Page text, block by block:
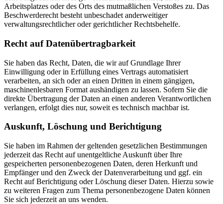
Arbeitsplatzes oder des Orts des mutmaßlichen Verstoßes zu. Das
Beschwerderecht besteht unbeschadet anderweitiger
verwaltungsrechtlicher oder gerichtlicher Rechtsbehelfe.
Recht auf Daten­übertrag­barkeit
Sie haben das Recht, Daten, die wir auf Grundlage Ihrer
Einwilligung oder in Erfüllung eines Vertrags automatisiert
verarbeiten, an sich oder an einen Dritten in einem gängigen,
maschinenlesbaren Format aushändigen zu lassen. Sofern Sie die
direkte Übertragung der Daten an einen anderen Verantwortlichen
verlangen, erfolgt dies nur, soweit es technisch machbar ist.
Auskunft, Löschung und Berichtigung
Sie haben im Rahmen der geltenden gesetzlichen Bestimmungen
jederzeit das Recht auf unentgeltliche Auskunft über Ihre
gespeicherten personenbezogenen Daten, deren Herkunft und
Empfänger und den Zweck der Datenverarbeitung und ggf. ein
Recht auf Berichtigung oder Löschung dieser Daten. Hierzu sowie
zu weiteren Fragen zum Thema personenbezogene Daten können
Sie sich jederzeit an uns wenden.